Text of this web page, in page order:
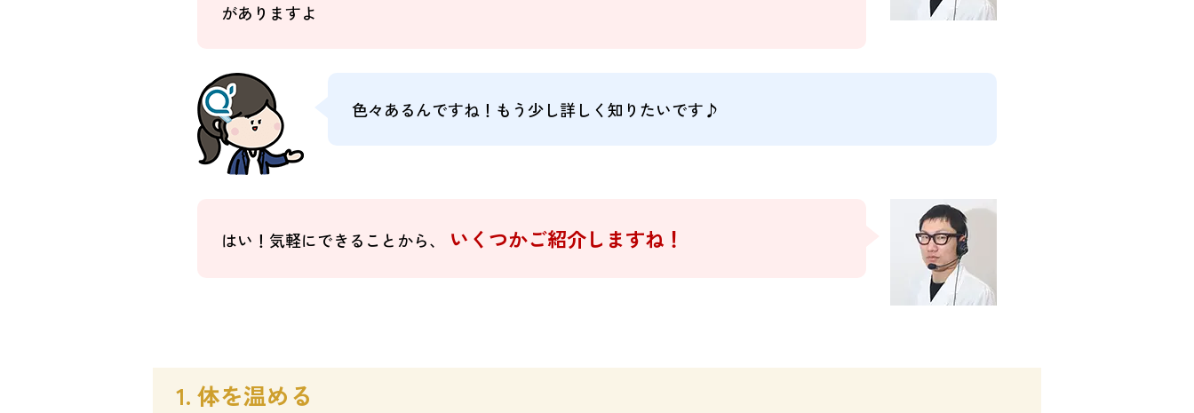
がありますよ
色々あるんですね！もう少し詳しく知りたいです♪
はい！気軽にできることから、 いくつかご紹介しますね！
1. 体を温める